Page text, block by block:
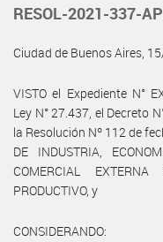
RESOL-2021-337-
Ciudad de Buenos Aires,
VISTO el Expediente N°
Ley N° 27.437, el Decreto
la Resolución Nº 112 de
DE INDUSTRIA,
COMERCIAL
PRODUCTIVO, y
CONSIDERANDO: